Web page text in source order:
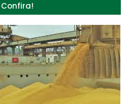
Confira!